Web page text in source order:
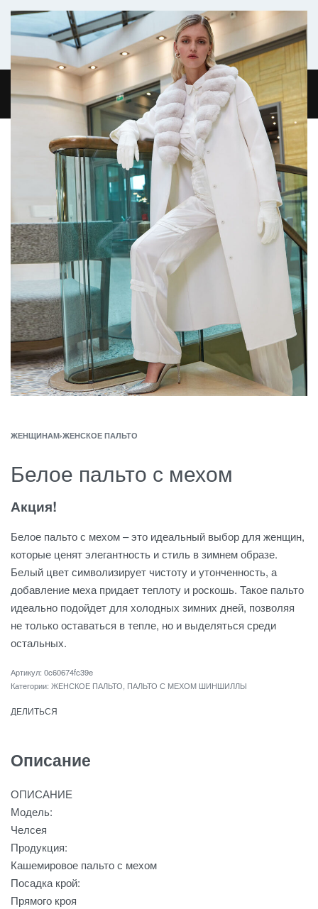
Комфортабельный микроавтобус
ГЛАВНАЯЖУРНАЛ О НАСКОНТАКТЫ
ЖЕНЩИНАМ›ЖЕНСКОЕ ПАЛЬТО
Белое пальто с мехом
Акция!
Белое пальто с мехом – это идеальный выбор для женщин,
которые ценят элегантность и стиль в зимнем образе.
Белый цвет символизирует чистоту и утонченность, а
добавление меха придает теплоту и роскошь. Такое пальто
идеально подойдет для холодных зимних дней, позволяя
не только оставаться в тепле, но и выделяться среди
остальных.
0c60674fc39e
Категории: ЖЕНСКОЕ ПАЛЬТО ПАЛЬТО С МЕХОМ ШИНШИЛЛЫ
ДЕЛИТЬСЯ
Описание
ОПИСАНИЕ
Модель:
Челсея
Продукция:
Кашемировое пальто с мехом
Посадка крой:
Прямого кроя